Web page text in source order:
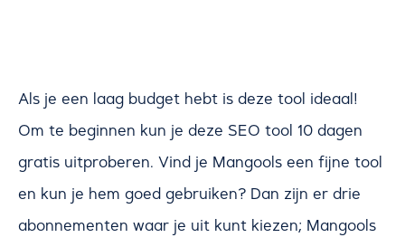
Als je een laag budget hebt is deze tool ideaal!
Om te beginnen kun je deze SEO tool 10 dagen
gratis uitproberen. Vind je Mangools een fijne tool
en kun je hem goed gebruiken? Dan zijn er drie
abonnementen waar je uit kunt kiezen; Mangools